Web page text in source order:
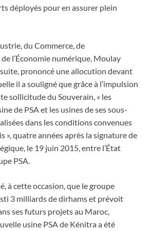
déployés pour en assurer plein
du Commerce, de
l’Économie numérique, Moulay
prononcé une allocution devant
il a souligné que grâce à l’impulsion
sollicitude du Souverain, « les
de PSA et les usines de ses sous-
dans les conditions convenues
», quatre années après la signature de
le 19 juin 2015, entre l’État
PSA.
à cette occasion, que le groupe
3 milliards de dirhams et prévoit
ses futurs projets au Maroc,
usine PSA de Kénitra a été